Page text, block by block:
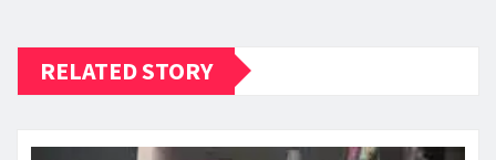
RELATED STORY